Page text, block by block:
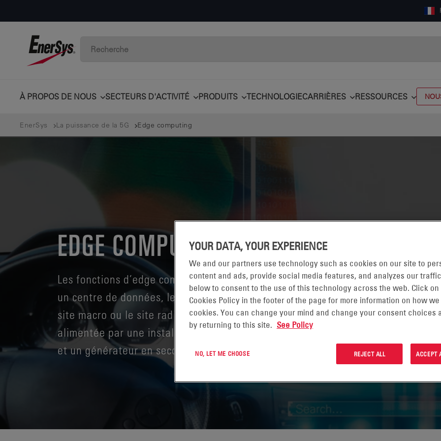
À PROPOS DE NOUS SECTEURS D'ACTIVITÉ PRODUITS TECHNOLOGIECARRIÈRES RESSOURCES
EnerSys La puissance de la 5G Edge computing
EDGE COMPUTING
Les fonctions d’edge computing peuvent se trouver dans un site centralisé,
un centre de données, les locaux d’un client, le réseau d’accès radio (ou RAN)
site macro ou le site radio lui-même. La fonction d’edge computing peut être
alimentée par une installation de 48 VDC, un onduleur ou une ASI avec des
et un générateur en secours.
YOUR DATA, YOUR EXPERIENCE
We and our partners use technology such as cookies on our site to
content and ads, provide social media features, and analyzes our
below to consent to the use of this technology across the web. Click on
Cookies Policy in the footer of the page for more information on how we
cookies. You can change your mind and change your consent choices
by returning to this site. See Policy
NO, LET ME CHOOSE REJECT ALL ACCEPT